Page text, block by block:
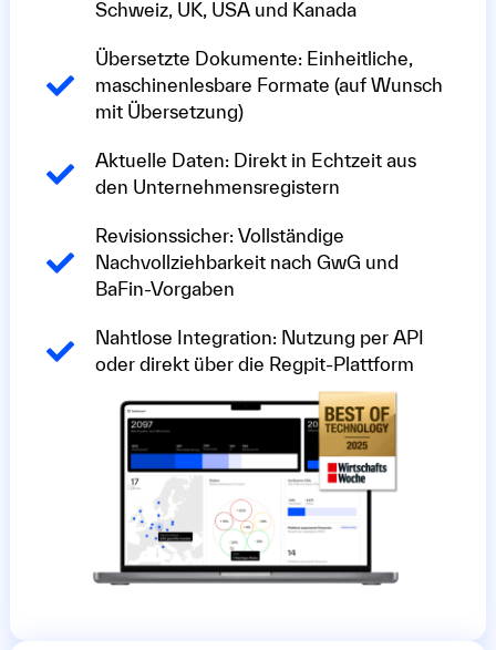
Schweiz, UK, USA und Kanada
Übersetzte Dokumente: Einheitliche,
maschinenlesbare Formate (auf Wunsch
mit Übersetzung)
Aktuelle Daten: Direkt in Echtzeit aus
den Unternehmensregistern
Revisionssicher: Vollständige
Nachvollziehbarkeit nach GwG und
BaFin-Vorgaben
Nahtlose Integration: Nutzung per API
oder direkt über die Regpit-Plattform